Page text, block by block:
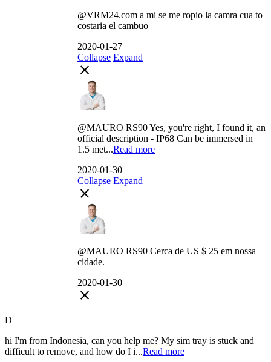
@VRM24.com a mi se me ropio la camra cua to
costaria el cambuo
2020-01-27
Collapse Expand
close
@MAURO RS90 Yes, you're right, I found it, an
official description - IP68 Can be immersed in
1.5 met...Read more
2020-01-30
Collapse Expand
close
@MAURO RS90 Cerca de US $ 25 em nossa
cidade.
2020-01-30
close
D
hi I'm from Indonesia, can you help me? My sim tray is stuck and
difficult to remove, and how do I i...Read more